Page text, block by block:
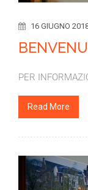
16 GIUGNO
PER
Read More